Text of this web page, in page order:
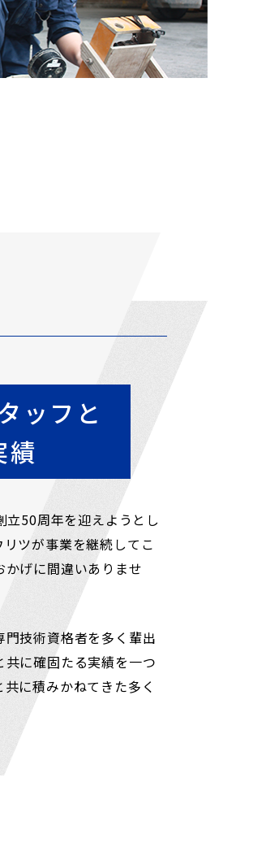
ッフと
績
50周年を迎えようとし
ツが事業を継続してこ
げに間違いありませ
技術資格者を多く輩出
に確固たる実績を一つ
に積みかねてきた多く